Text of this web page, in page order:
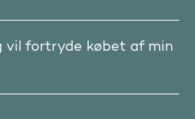
vil fortryde købet af min